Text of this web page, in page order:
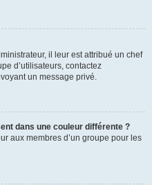
il leur est attribué un chef
d’utilisateurs, contactez
un message privé.
dans une couleur différente ?
aux membres d’un groupe pour les